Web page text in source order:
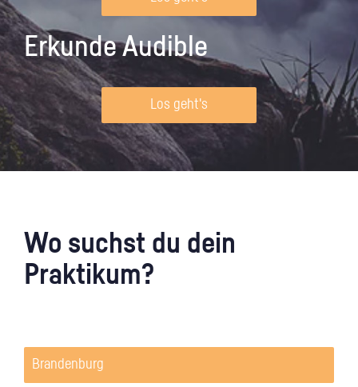
Erkunde Audible
Los geht's
Wo suchst du dein
Praktikum?